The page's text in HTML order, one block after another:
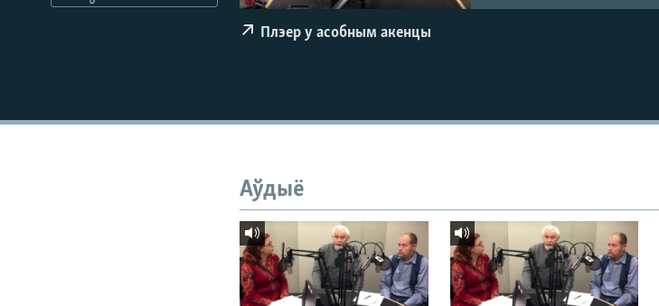
Плэер у асобным акенцы
Аўдыё